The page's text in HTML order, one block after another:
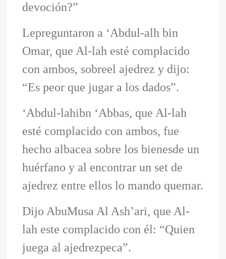
devoción?”
Lepreguntaron a ‘Abdul-alh bin
Omar, que Al-lah esté complacido
con ambos, sobreel ajedrez y dijo:
“Es peor que jugar a los dados”.
‘Abdul-lahibn ‘Abbas, que Al-lah
esté complacido con ambos, fue
hecho albacea sobre los bienesde un
huérfano y al encontrar un set de
ajedrez entre ellos lo mando quemar.
Dijo AbuMusa Al Ash’ari, que Al-
lah este complacido con él: “Quien
juega al ajedrezpeca”.